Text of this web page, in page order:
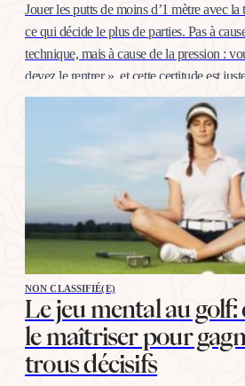
Jouer les putts de moins d’1 mètre avec la
ce qui décide le plus de parties. Pas à
technique, mais à cause de la pression :
devez le rentrer », et cette certitude est
La bonne nouvelle, c’est…
NON CLASSIFIÉ(E)
Le jeu mental au
le maîtriser pour
trous décisifs